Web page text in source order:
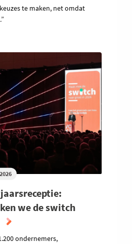
te maken, net omdat
we de switch
ondernemers,